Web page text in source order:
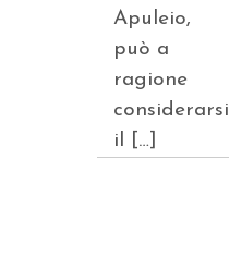
Apuleio,
può a
ragione
considerarsi
il […]